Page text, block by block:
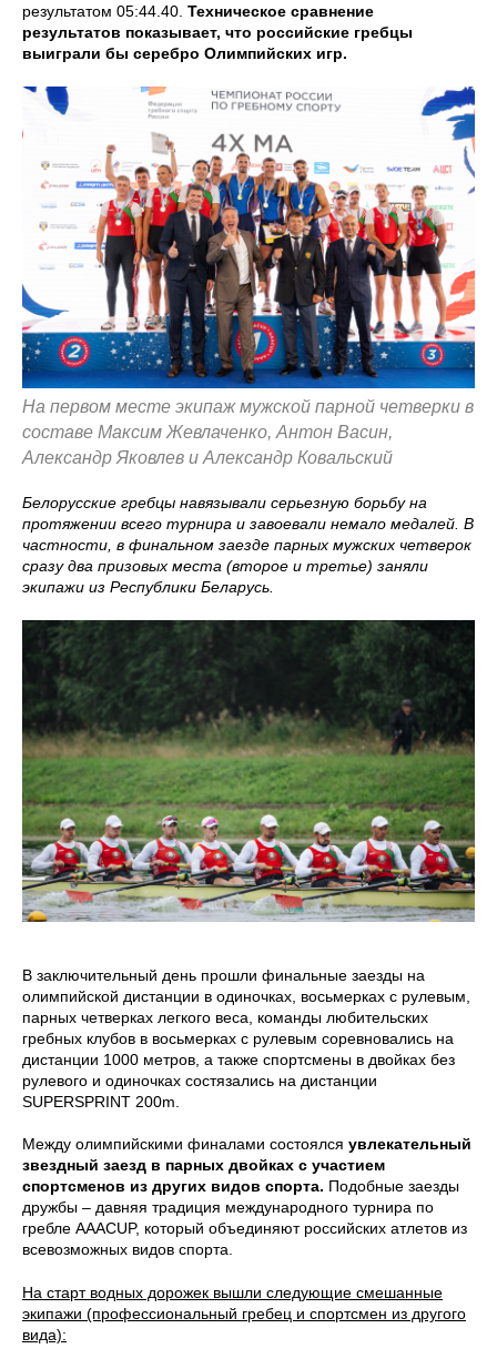
результатом 05:44.40. Техническое сравнение
результатов показывает, что российские гребцы
выиграли бы серебро Олимпийских игр.
На первом месте экипаж мужской парной четверки в
составе Максим Жевлаченко, Антон Васин,
Александр Яковлев и Александр Ковальский
Белорусские гребцы навязывали серьезную борьбу на
протяжении всего турнира и завоевали немало медалей. В
частности, в финальном заезде парных мужских четверок
сразу два призовых места (второе и третье) заняли
экипажи из Республики Беларусь.
В заключительный день прошли финальные заезды на
олимпийской дистанции в одиночках, восьмерках с рулевым,
парных четверках легкого веса, команды любительских
гребных клубов в восьмерках с рулевым соревновались на
дистанции 1000 метров, а также спортсмены в двойках без
рулевого и одиночках состязались на дистанции
SUPERSPRINT 200m.
Между олимпийскими финалами состоялся увлекательный
звездный заезд в парных двойках с участием
спортсменов из других видов спорта. Подобные заезды
дружбы – давняя традиция международного турнира по
гребле AAACUP, который объединяют российских атлетов из
всевозможных видов спорта.
На старт водных дорожек вышли следующие смешанные
экипажи (профессиональный гребец и спортсмен из другого
вида):